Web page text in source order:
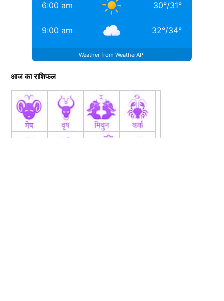
6:00 am 30°/31°
9:00 am 32°/34°
Weather from WeatherAPI
आज का राशिफल